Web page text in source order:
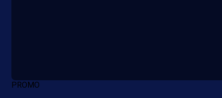
PROMO